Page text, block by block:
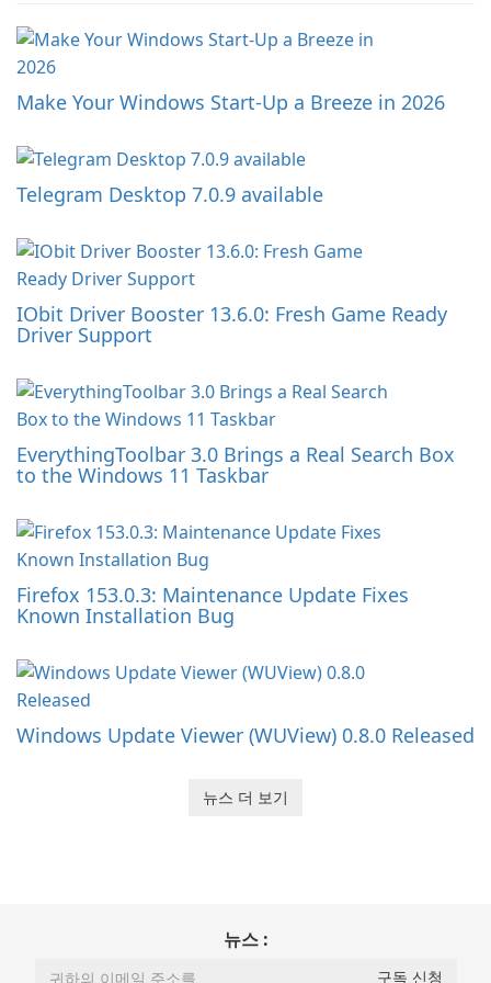
Make Your Windows Start-Up a Breeze in 2026
Telegram Desktop 7.0.9 available
IObit Driver Booster 13.6.0: Fresh Game Ready
Driver Support
EverythingToolbar 3.0 Brings a Real Search Box
to the Windows 11 Taskbar
Firefox 153.0.3: Maintenance Update Fixes
Known Installation Bug
Windows Update Viewer (WUView) 0.8.0 Released
뉴스 더 보기
뉴스 :